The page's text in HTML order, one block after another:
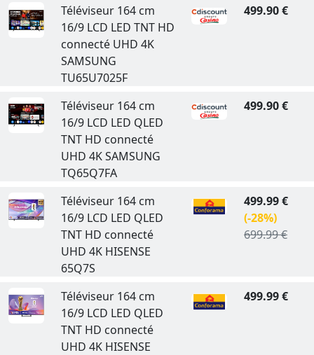
Téléviseur 164 cm
16/9 LCD LED TNT HD
connecté UHD 4K
SAMSUNG
TU65U7025F
499.90 €
Téléviseur 164 cm
16/9 LCD LED QLED
TNT HD connecté
UHD 4K SAMSUNG
TQ65Q7FA
499.90 €
Téléviseur 164 cm
16/9 LCD LED QLED
TNT HD connecté
UHD 4K HISENSE
65Q7S
499.99 €
(-28%)
699.99 €
Téléviseur 164 cm
16/9 LCD LED QLED
TNT HD connecté
UHD 4K HISENSE
499.99 €